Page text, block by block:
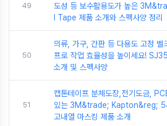
49
도성 등 보수활용도가 높은
I Tape 제품 소개와 스펙사양 정리
50
의류, 가구, 간판 등 다용도 고정
프로 작업 효율성을 높이세요!
소개 및 스펙사양
51
캡톤테이프 분체도장,전기도금,
있는 3M&trade; Kapton&reg;
고내열 마스킹 제품 소개